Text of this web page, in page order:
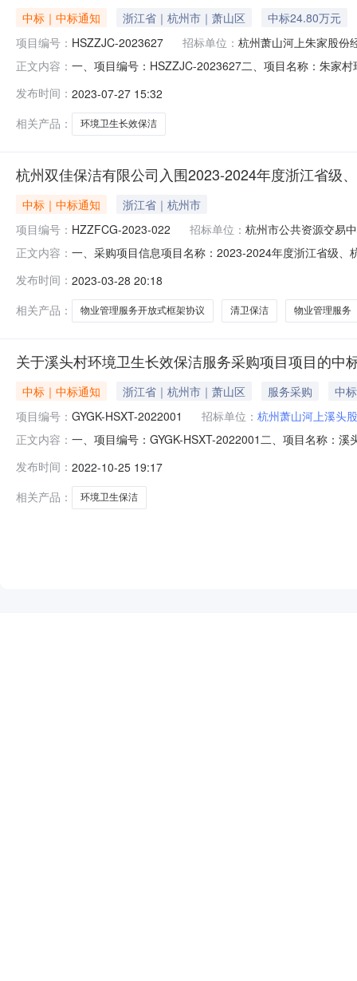
中标｜中标通知 浙江省｜杭州市｜萧山区
中标24.80万元
项目编号： HSZZJC-2023627 招标单位： 杭州萧山河上朱家股份
正文内容： 一、项目编号：HSZZJC-2023627二、项目名称：朱家
名称标的名称服务范围服务要求服务时间服务标准1朱家
（具体起止时间以合
发布时间： 2023-07-27 15:32
相关产品：
环境卫生长效保洁
杭州双佳保洁有限公司入围2023-2024年度浙江省级
中标｜中标通知
浙江省｜杭州市
项目编号： HZZFCG-2023-022 招标单位： 杭州市公共资源交易
正文内容： 一、采购项目信息项目名称：2023-2024年度浙江省级
商供应商名称：杭州双佳保洁有限公司供应商地址：浙
发布时间： 2023-03-28 20:18
相关产品：
物业管理服务开放式框架协议 清卫保洁 物业管理服务
关于溪头村环境卫生长效保洁服务采购项目项目的
中标｜中标通知 浙江省｜杭州市｜萧山区 服务采购
中
项目编号： GYGK-HSXT-2022001 招标单位： 杭州萧山河上溪头
正文内容： 一、项目编号：GYGK-HSXT-2022001二、项目名称：
信息：序号标项名称标的名称服务范围服务要求服务时
见招标文
发布时间： 2022-10-25 19:17
相关产品：
环境卫生保洁